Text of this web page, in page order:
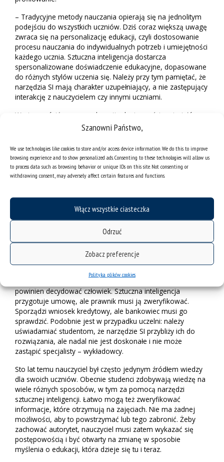
Szanowni Państwo,
We use technologies like cookies to store and/or access device information. We do this to improve
browsing experience and to show personalized ads. Consenting to these technologies will allow us
to process data such as browsing behavior or unique IDs on this site. Not consenting or
withdrawing consent, may adversely affect certain features and functions.
Włącz wszystkie ciasteczka
Odrzuć
Zobacz preferencje
Polityka plików cookies
– Tradycyjne metody nauczania opierają się na jednolitym
podejściu do wszystkich uczniów. Dziś coraz większą uwagę
zwraca się na personalizację edukacji, czyli dostosowanie
procesu nauczania do indywidualnych potrzeb i umiejętności
każdego ucznia. Sztuczna inteligencja dostarcza
spersonalizowane doświadczenie edukacyjne, dopasowane
do różnych stylów uczenia się. Należy przy tym pamiętać, że
narzędzia SI mają charakter uzupełniający, a nie zastępujący
interakcję z nauczycielem czy innymi uczniami.
Warto zwrócić uwagę na kwestię dostępności materiałów
edukacyjnych. Nauczyciel, który nagrał wykład na YouTube,
może dołożyć do niego automatycznie wygenerowane
napisy dla osób niesłyszących. Ma też szansę dotrzeć do
odbiorców na całym świecie dzięki tłumaczeniu na jeden z
kilkudziesięciu języków świata, które oferuje ChatGPT.
korzystać z narzędzi SI przy pisaniu artykułów naukowych. A
jeżeli tak, to w jakim stopniu i czy wspominany wcześniej
ChatGPT powinien być w takim przypadku traktowany jako
współautor tekstu? Niezależnie od odpowiedzi na to pytanie,
naukowczyni przypomina, że ostatnie zdanie w dalszym
ciągu należy do nas.
powinien decydować człowiek. Sztuczna inteligencja
przygotuje umowę, ale prawnik musi ją zweryfikować.
Sporządzi wniosek kredytowy, ale bankowiec musi go
sprawdzić. Podobnie jest w przypadku uczelni: należy
uświadamiać studentom, że narzędzie SI przybliży ich do
rozwiązania, ale nadal nie jest doskonałe i nie może
zastąpić specjalisty – wykładowcy.
Sto lat temu nauczyciel był często jedynym źródłem wiedzy
dla swoich uczniów. Obecnie studenci zdobywają wiedzę na
wiele różnych sposobów, w tym za pomocą narzędzi
sztucznej inteligencji. Łatwo mogą też zweryfikować
informacje, które otrzymują na zajęciach. Nie ma żadnej
możliwości, aby to powstrzymać lub tego zabronić. Żeby
zachować autorytet, nauczyciel musi zatem wykazać się
postępowością i być otwarty na zmianę w sposobie
myślenia o edukacji, która dzieje się tu i teraz.